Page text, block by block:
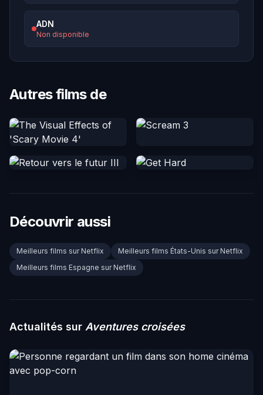
ADN
Non disponible
Autres films de
Découvrir aussi
Meilleurs films sur Netflix
Meilleurs films États-Unis sur Netflix
Meilleurs films Espagne sur Netflix
Actualités sur Aventures croisées